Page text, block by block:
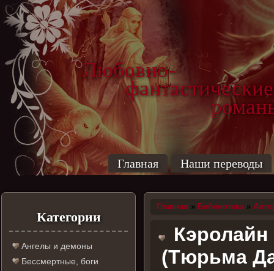
Любовно-
фантастические
Главная Наши переводы
Категории
Ангелы и демоны
Бессмертные, боги
Главная » Библиотека»
(Тюрьма